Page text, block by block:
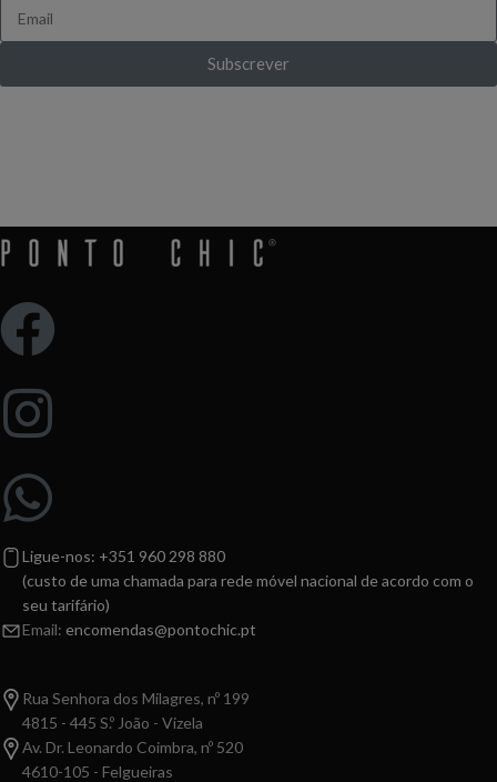
Subscrever
Ligue-nos: +351 960 298 880
(custo de uma chamada para rede móvel nacional de acordo com o
seu tarifário)
Email: encomendas@pontochic.pt
Rua Senhora dos Milagres, nº 199
4815 - 445 S.º João - Vizela
Av. Dr. Leonardo Coimbra, nº 520
4610-105 - Felgueiras